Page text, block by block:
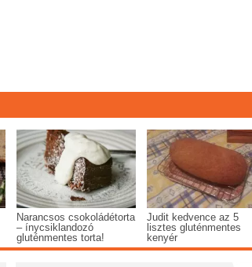
Narancsos csokoládétorta
– ínycsiklandozó
gluténmentes torta!
Judit kedvence az 5
lisztes gluténmentes
kenyér